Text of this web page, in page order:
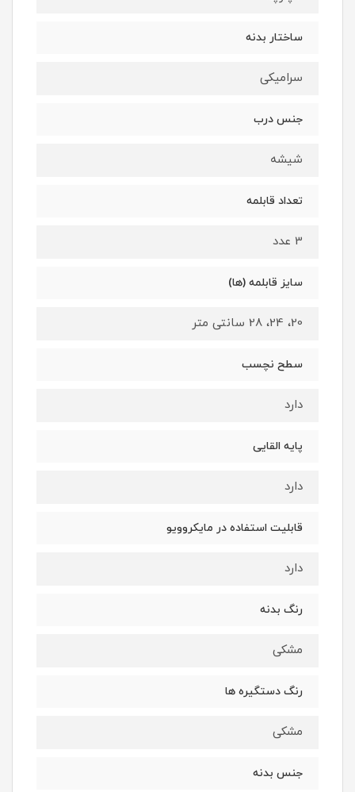
ساختار بدنه
سرامیکی
جنس درب
شیشه
تعداد قابلمه
3 عدد
سایز قابلمه (ها)
20، 24، 28 سانتی متر
سطح نچسب
دارد
پایه القایی
دارد
قابلیت استفاده در مایکروویو
دارد
رنگ بدنه
مشکی
رنگ دستگیره ها
مشکی
جنس بدنه